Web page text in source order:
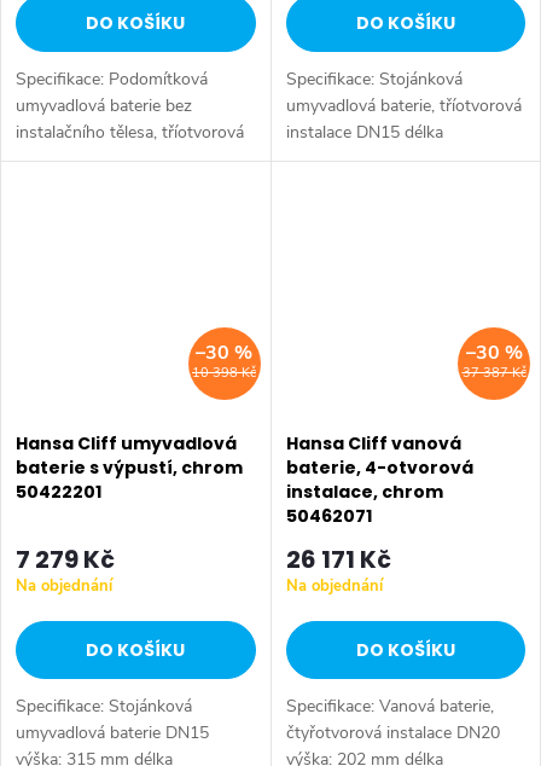
DO KOŠÍKU
Specifikace: Podomítková
umyvadlová baterie bez
instalačního tělesa, tříotvorová
DN15 délka výtoku: 155-210
DO KOŠÍKU
Specifikace: Stojánková
umyvadlová baterie, tříotvorová
instalace DN15 délka
výtoku: 160 mm materiál:
10 398 Kč
–30 %
Hansa Cliff umyvadlová
baterie s výpustí, chrom
50422201
7 279 Kč
Na objednání
DO KOŠÍKU
Specifikace: Stojánková
umyvadlová baterie DN15
výška: 315 mm délka
37 387 Kč
–30 %
Hansa Cliff vanová
baterie, 4-otvorová
instalace, chrom
50462071
26 171 Kč
Na objednání
DO KOŠÍKU
Specifikace: Vanová baterie,
čtyřotvorová instalace DN20
výška: 202 mm délka